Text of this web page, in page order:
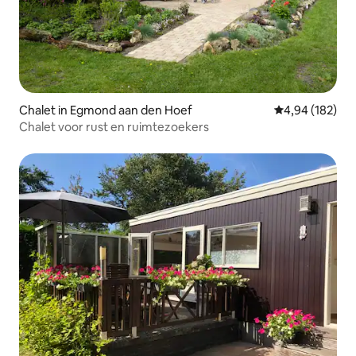
Chalet in Egmond aan den Hoef Gemiddelde
4,94 (182)
Chalet voor rust en ruimtezoekers